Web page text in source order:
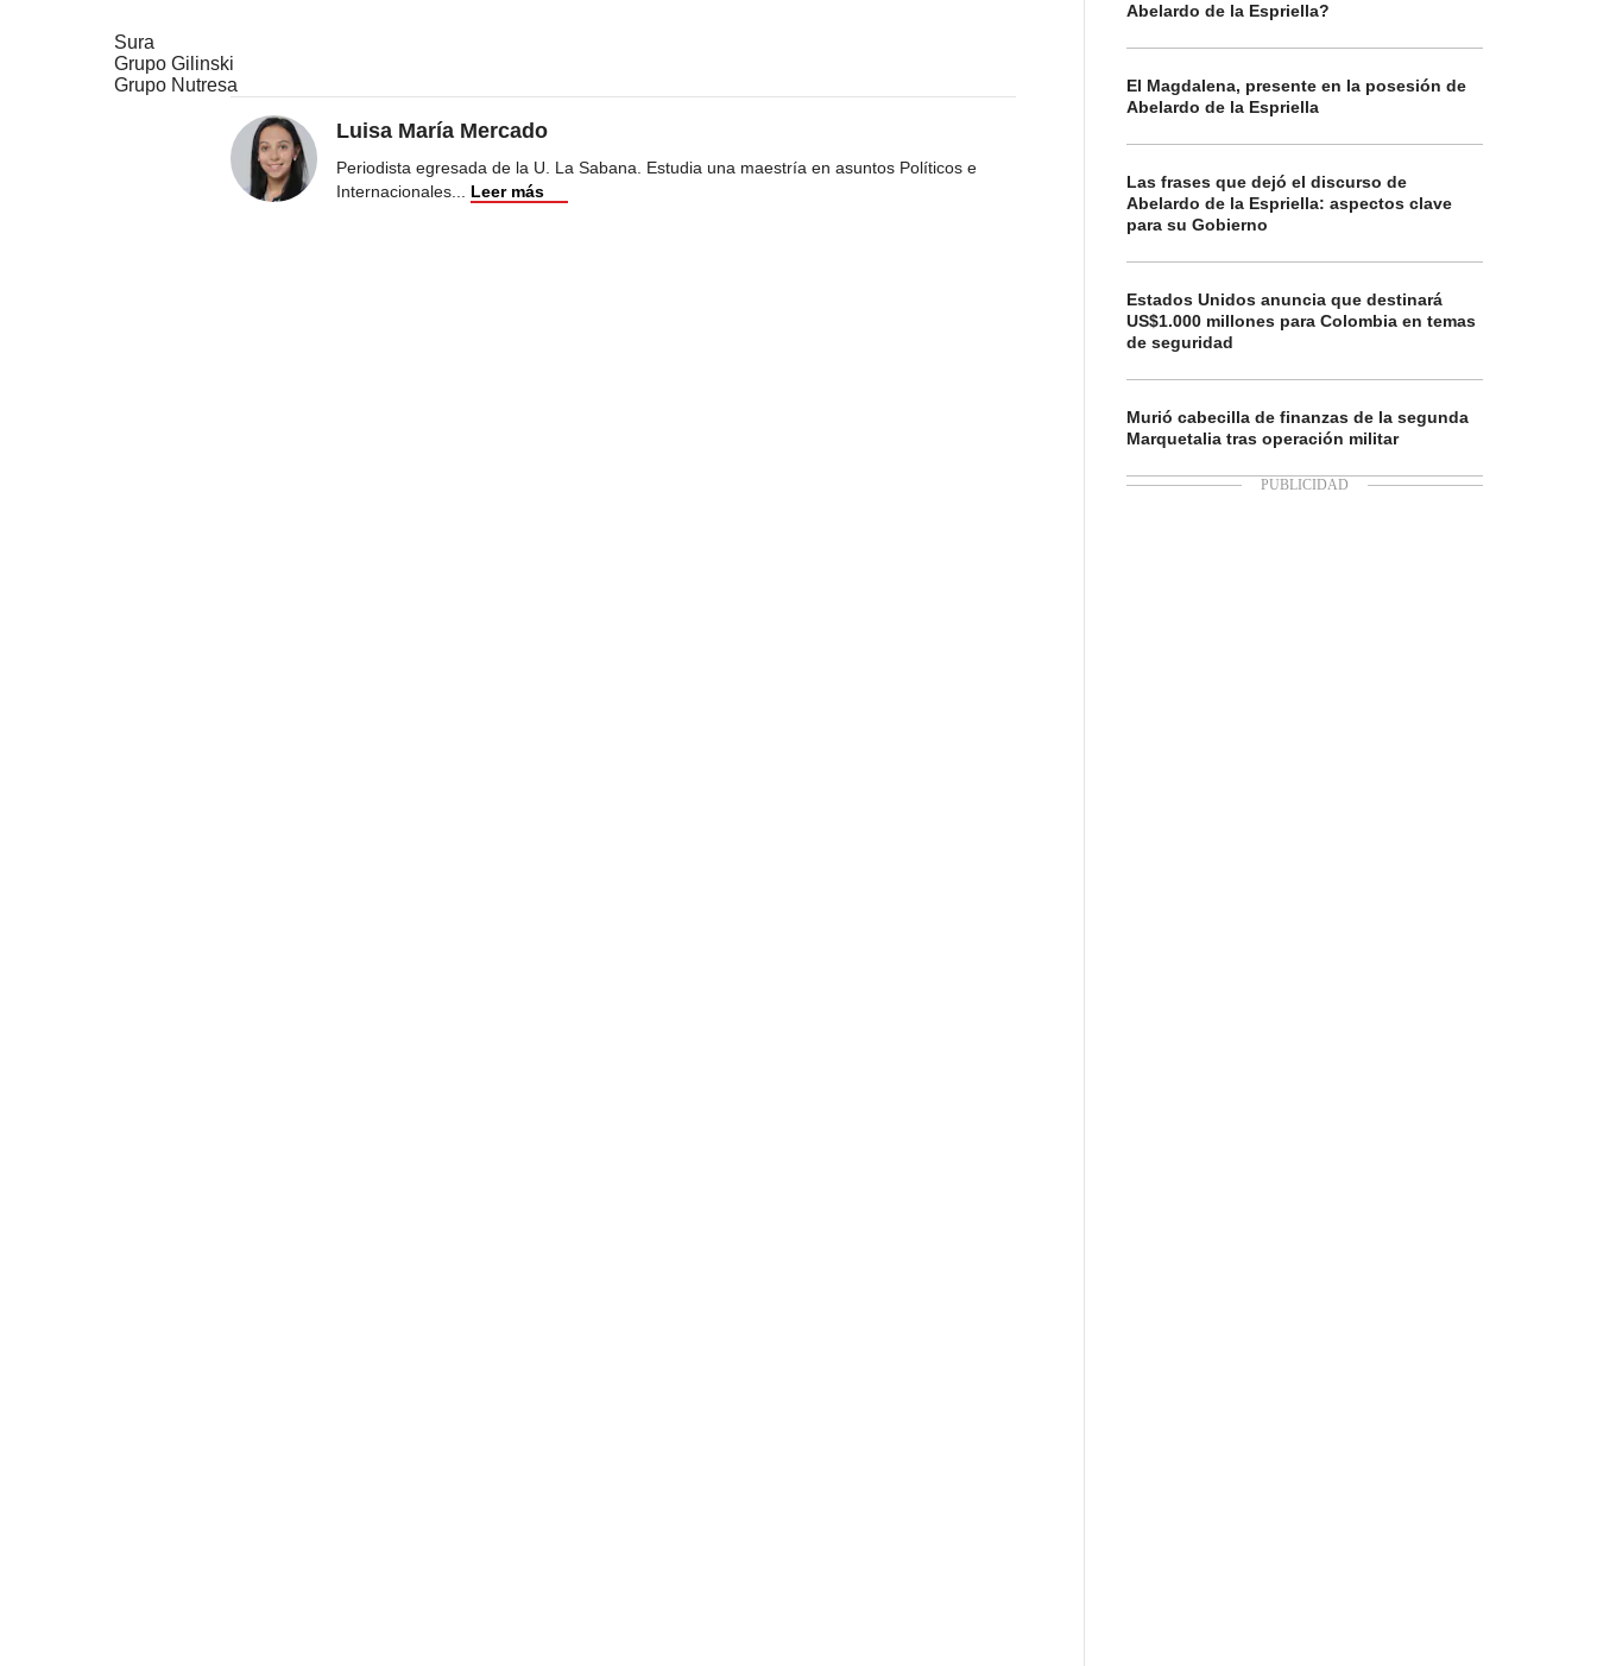
Sura
Grupo Gilinski
Grupo Nutresa
Luisa María Mercado
Periodista egresada de la U. La Sabana. Estudia una maestría en asuntos Políticos e
Internacionales... Leer más
Abelardo de la Espriella?
El Magdalena, presente en la posesión de
Abelardo de la Espriella
Las frases que dejó el discurso de
Abelardo de la Espriella: aspectos clave
para su Gobierno
Estados Unidos anuncia que destinará
US$1.000 millones para Colombia en temas
de seguridad
Murió cabecilla de finanzas de la segunda
Marquetalia tras operación militar